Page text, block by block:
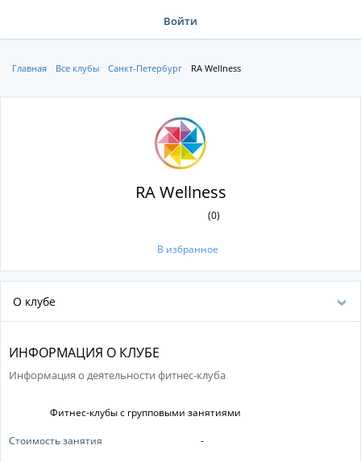
Войти
Главная Все клубы Санкт-Петербург RA Wellness
RA Wellness
(0)
В избранное
О клубе
ИНФОРМАЦИЯ О КЛУБЕ
Информация о деятельности фитнес-клуба
Фитнес-клубы с групповыми занятиями
Стоимость занятия
-